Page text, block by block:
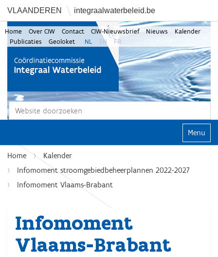
VLAANDEREN integraalwaterbeleid.be
Zoek
Home Over CIW Contact CIW-Nieuwsbrief Nieuws
Kalender
Publicaties
Geoloket NL EN FR
Klap
Home
Kalender
Infomoment stroomgebiedbeheerplannen 2022-2027
Infomoment Vlaams-Brabant
Infomoment
Vlaams-Brabant